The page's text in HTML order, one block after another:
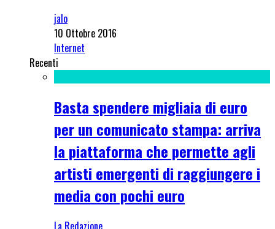
jalo
10 Ottobre 2016
Internet
Recenti
Basta spendere migliaia di euro
per un comunicato stampa: arriva
la piattaforma che permette agli
artisti emergenti di raggiungere i
media con pochi euro
La Redazione